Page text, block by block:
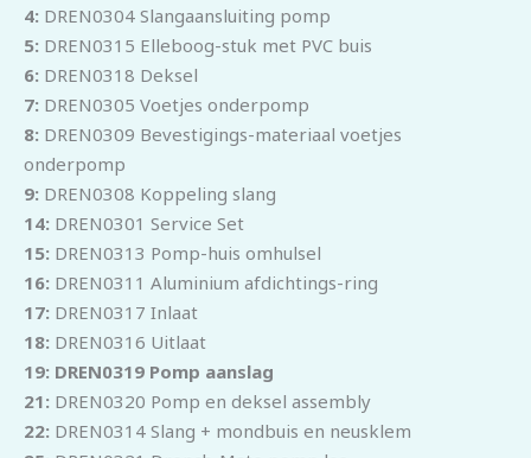
4: DREN0304 Slangaansluiting pomp
5: DREN0315 Elleboog-stuk met PVC buis
6: DREN0318 Deksel
7: DREN0305 Voetjes onderpomp
8: DREN0309 Bevestigings-materiaal voetjes
onderpomp
9: DREN0308 Koppeling slang
14: DREN0301 Service Set
15: DREN0313 Pomp-huis omhulsel
16: DREN0311 Aluminium afdichtings-ring
17: DREN0317 Inlaat
18: DREN0316 Uitlaat
19: DREN0319 Pomp aanslag
21: DREN0320 Pomp en deksel assembly
22: DREN0314 Slang + mondbuis en neusklem